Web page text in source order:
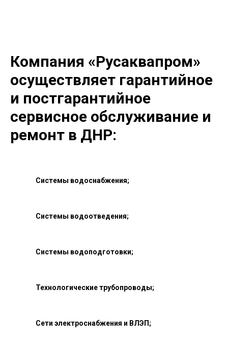
Компания «Русаквапром»
осуществляет гарантийное
и постгарантийное
сервисное обслуживание и
ремонт в ДНР:
Системы водоснабжения;
Системы водоотведения;
Системы водоподготовки;
Технологические трубопроводы;
Сети электроснабжения и ВЛЭП;